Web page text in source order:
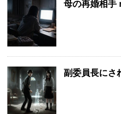
母の再婚相手
副委員長にさ